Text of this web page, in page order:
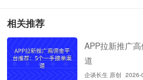
相关推荐
APP拉新推广
道
企谈长生 原创 2026-